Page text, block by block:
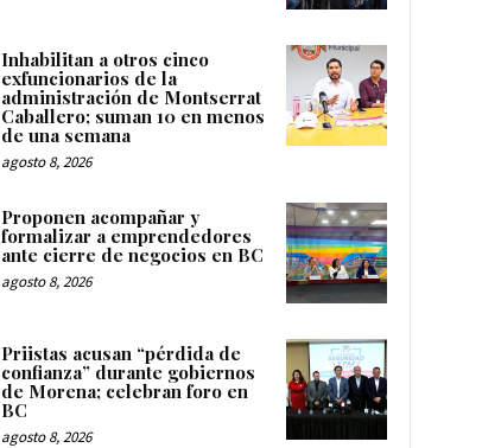
Inhabilitan a otros cinco
exfuncionarios de la
administración de Montserrat
Caballero; suman 10 en menos
de una semana
agosto 8, 2026
Proponen acompañar y
formalizar a emprendedores
ante cierre de negocios en BC
agosto 8, 2026
Priistas acusan “pérdida de
confianza” durante gobiernos
de Morena; celebran foro en
BC
agosto 8, 2026